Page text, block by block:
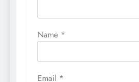
Name *
Email *